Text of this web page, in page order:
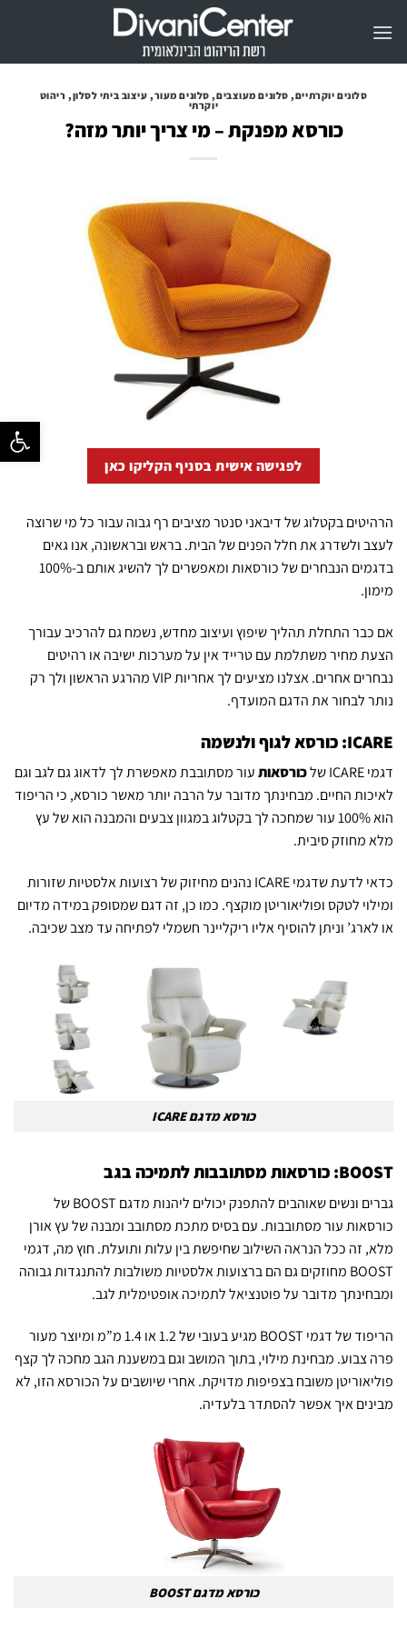
פתח
סלונים יוקרתיים, סלונים מעוצבים, סלונים מעור, עיצוב ביתי לסלון, ריהוט
יוקרתי
כורסא מפנקת – מי צריך יותר מזה?
לפגישה אישית בסניף הקליקו כאן
הרהיטים בקטלוג של דיבאני סנטר מציבים רף גבוה עבור כל מי שרוצה
לעצב ולשדרג את חלל הפנים של הבית. בראש ובראשונה, אנו גאים
בדגמים הנבחרים של כורסאות ומאפשרים לך להשיג אותם ב-100%
מימון.
אם כבר התחלת תהליך שיפוץ ועיצוב מחדש, נשמח גם להרכיב עבורך
הצעת מחיר משתלמת עם טרייד אין על מערכות ישיבה או רהיטים
נבחרים אחרים. אצלנו מציעים לך אחריות VIP מהרגע הראשון ולך רק
נותר לבחור את הדגם המועדף.
ICARE: כורסא לגוף ולנשמה
דגמי ICARE של כורסאותעור מסתובבת מאפשרת לך לדאוג גם לגב וגם
לאיכות החיים. מבחינתך מדובר על הרבה יותר מאשר כורסא, כי הריפוד
הוא 100% עור שמחכה לך בקטלוג במגוון צבעים והמבנה הוא של עץ
מלא מחוזק סיבית.
כדאי לדעת שדגמי ICARE נהנים מחיזוק של רצועות אלסטיות שזורות
ומילוי לטקס ופוליאוריטן מוקצף. כמו כן, זה דגם שמסופק במידה מדיום
או לארג’ וניתן להוסיף אליו ריקליינר חשמלי לפתיחה עד מצב שכיבה.
כורסא מדגם ICARE
BOOST: כורסאות מסתובבות לתמיכה בגב
גברים ונשים שאוהבים להתפנק יכולים ליהנות מדגם BOOST של
כורסאות עור מסתובבות. עם בסיס מתכת מסתובב ומבנה של עץ אורן
מלא, זה ככל הנראה השילוב שחיפשת בין עלות ותועלת. חוץ מה, דגמי
BOOST מחוזקים גם הם ברצועות אלסטיות משולבות להתנגדות גבוהה
ומבחינתך מדובר על פוטנציאל לתמיכה אופטימלית לגב.
הריפוד של דגמי BOOST מגיע בעובי של 1.2 או 1.4 מ”מ ומיוצר מעור
פרה צבוע. מבחינת מילוי, בתוך המושב וגם במשענת הגב מחכה לך קצף
פוליאוריטן משובח בצפיפות מדויקת. אחרי שיושבים על הכורסא הזו, לא
מבינים איך אפשר להסתדר בלעדיה.
כורסא מדגם BOOST